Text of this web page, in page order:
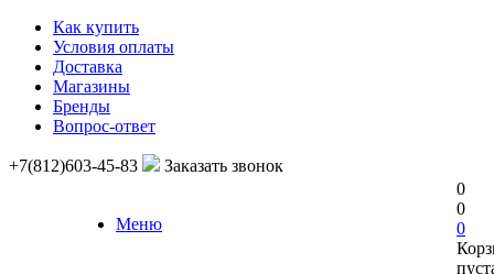
Как купить
Условия оплаты
Доставка
Магазины
Бренды
Вопрос-ответ
+7(812)603-45-83 Заказать звонок
Меню
0
0
0